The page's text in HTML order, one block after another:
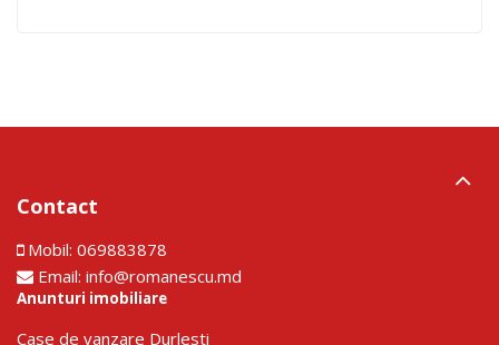
Contact
Mobil: 069883878
Email: info@romanescu.md
Anunturi imobiliare
Сase de vanzare Durlesti